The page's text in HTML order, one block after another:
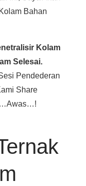
Bahan
Kolam
Selesai.
Pendederan
Share
…awas…!